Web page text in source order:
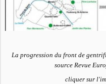
La progression du front de
source Revue
cliquer sur